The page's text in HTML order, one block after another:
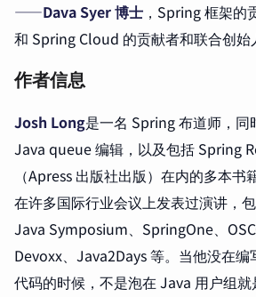
——Dava Syer 博士 ，Spring 框架
和 Spring Cloud 的贡献者和联合创始
作者信息
Josh Long是一名 Spring 布道师，
Java queue 编辑，以及包括 Spring
（Apress 出版社出版）在内的多本
在许多国际行业会议上发表过演讲，
Java Symposium、SpringOne、
Devoxx、Java2Days 等。当他没在
代码的时候，不是泡在 Java 用户组